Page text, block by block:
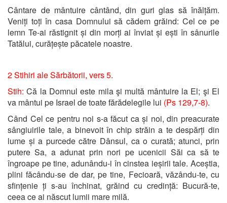
Cântare de mântuire cântând, din guri glas să înălțăm.
Veniți toți în casa Domnului să cădem grăind: Cel ce pe
lemn Te-ai răstignit și din morți ai înviat și ești în sânurile
Tatălui, curățește păcatele noastre.
2 Stihiri ale Sărbătorii, vers 5.
Stih:Că la Domnul este mila şi multă mântuire la El; şi El
va mântui pe Israel de toate fărădelegile lui (Ps 129,7-8).
Când Cel ce pentru noi s-a făcut ca și noi, din preacurate
sângiuirile tale, a binevoit în chip străin a te despărți din
lume și a purcede către Dânsul, ca o curată; atunci, prin
putere Sa, a adunat prin nori pe ucenicii Săi ca să te
îngroape pe tine, adunându-i în cinstea ieșirii tale. Aceștia,
plini făcându-se de dar, pe tine, Fecioară, văzându-te, cu
sfințenie ți s-au închinat, grăind cu credință: Bucură-te,
ceea ce ai născut lumii mare milă.